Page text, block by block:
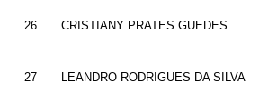
26 CRISTIANY PRATES GUEDES
27 LEANDRO RODRIGUES DA SILVA